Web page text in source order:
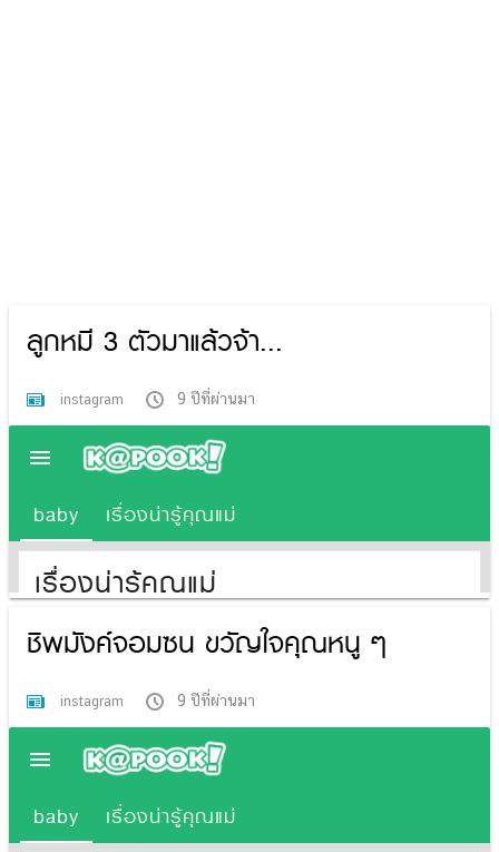
ลูกหมี 3 ตัวมาแล้วจ้า...
instagram 9 ปีที่ผ่านมา
ชิพมังค์จอมซน ขวัญใจคุณหนู ๆ
instagram 9 ปีที่ผ่านมา